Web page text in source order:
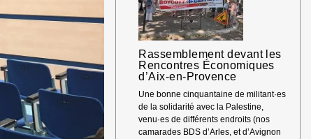
Rassemblement devant les
Rencontres Économiques
d’Aix-en-Provence
Une bonne cinquantaine de militant·es
de la solidarité avec la Palestine,
venu·es de différents endroits (nos
camarades BDS d’Arles, et d’Avignon